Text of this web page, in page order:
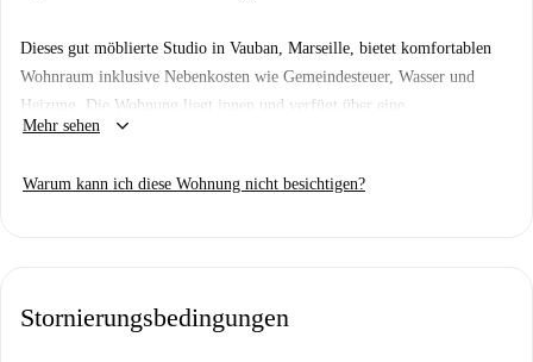
Dieses gut möblierte Studio in Vauban, Marseille, bietet komfortablen
Wohnraum inklusive Nebenkosten wie Gemeindesteuer, Wasser und
Heizung. Die Wohnung liegt innen und verfügt über eine
Zentralheizung. Rauchen und Haustiere sind nicht erlaubt,
einer Gemeinschaftswaschmaschine sind verfügbar. Obwohl nicht
Einrichtungen. Restaurants wie Alimentation Générale Chez Rais, Casse
Mehr sehen keyboard_arrow_down
Warum kann ich diese Wohnung nicht besichtigen?
Stornierungsbedingungen